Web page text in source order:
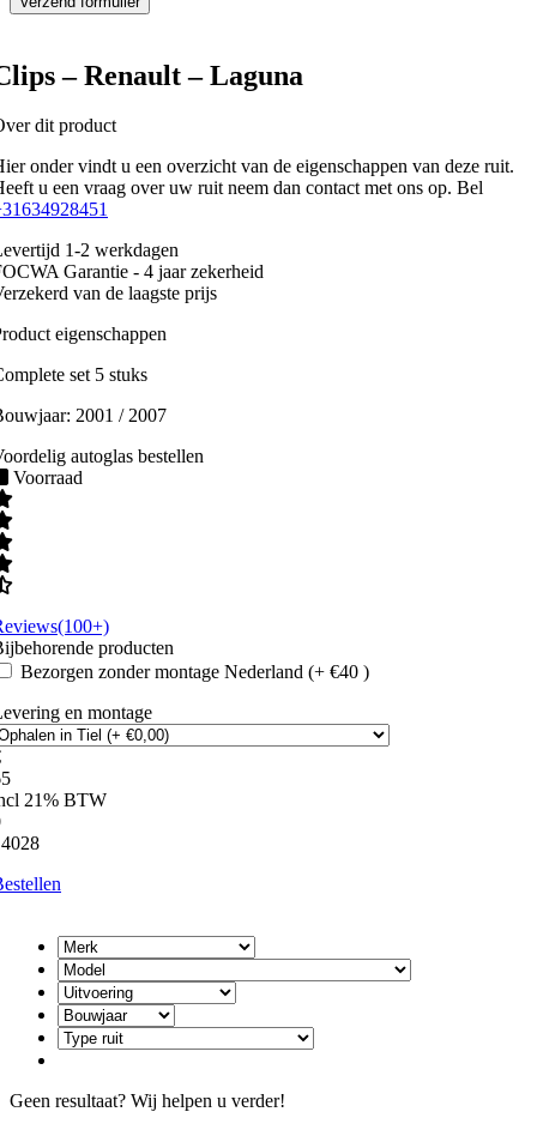
– Renault – Laguna
dit product
onder vindt u een overzicht van de eigenschappen van deze ruit.
u een vraag over uw ruit neem dan contact met ons op. Bel
1-2 werkdagen
Garantie - 4 jaar zekerheid
van de laagste prijs
eigenschappen
set 5 stuks
2001 / 2007
autoglas bestellen
Voorraad
producten
Bezorgen zonder montage Nederland (+ €40 )
en montage
21% BTW
Geen resultaat? Wij helpen u verder!